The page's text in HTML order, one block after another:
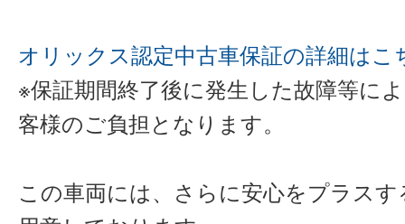
オリックス認定中古車保証の詳細はこ
※保証期間終了後に発生した故障等に
客様のご負担となります。
この車両には、さらに安心をプラス